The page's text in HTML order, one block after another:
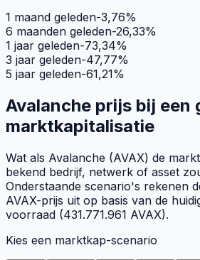
1 maand geleden-3,76%
6 maanden geleden-26,33%
1 jaar geleden-73,34%
3 jaar geleden-47,77%
5 jaar geleden-61,21%
Avalanche prijs bij een
marktkapitalisatie
Wat als Avalanche (AVAX) de
bekend bedrijf, netwerk of asset
Onderstaande scenario's rekenen
AVAX-prijs uit op basis van de
voorraad (431.771.961 AVAX).
Kies een marktkap-scenario